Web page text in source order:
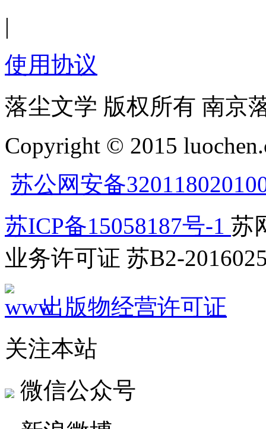
|
使用协议
落尘文学 版权所有 南京
Copyright © 2015
苏公网安备
苏ICP备15058187号-1 苏
业务许可证 苏B2-
出版物经营许可证
关注本站
微信公众号